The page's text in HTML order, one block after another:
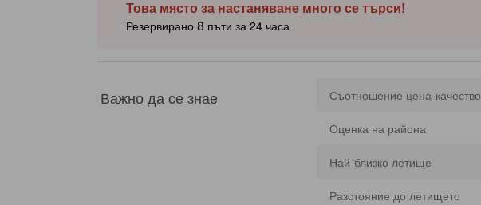
Това място за настаняване много се търси!
Резервирано 8 пъти за 24 часа
Важно да се знае Съотношение цена-качество
Оценка на района
Най-близко летище
Разстояние до летището